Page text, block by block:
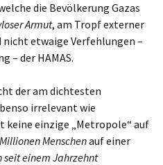
die Bevölkerung Gazas
Armut, am Tropf externer
nicht etwaige Verfehlungen –
– der HAMAS.
der am dichtesten
irrelevant wie
keine einzige „Metropole“ auf
Menschenauf einer
seit einem Jahrzehnt